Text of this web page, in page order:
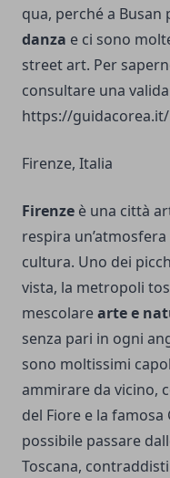
qua, perché a
danza e ci sono
street art. Per
consultare una
https://guidacorea.it/
Firenze, Italia
Firenze è una città
respira
cultura. Uno dei
vista, la metropoli
mescolarearte e
senza pari in ogni
sono moltissimi
ammirare da vicino,
del Fiore e la
possibile passare
Toscana,